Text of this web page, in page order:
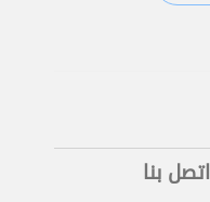
اتصل بنا